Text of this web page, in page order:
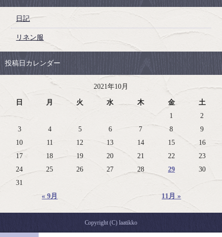
日記
リネン服
投稿日カレンダー
2021年10月
日 月 火 水 木 金 土
« 9月 11月 »
1
2
3
4 5 6 7 8
9
10
11 12 13 14 15
16
17
18 19 20 21 22
23
24
25 26 27 28 29
30
31
Copyright (C) laatikko